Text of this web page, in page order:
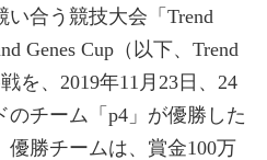
合う競技大会「Trend
Genes Cup（以下、Trend
を、2019年11月23日、24
のチーム「p4」が優勝した
優勝チームは、賞金100万